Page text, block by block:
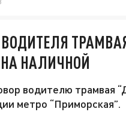
НАЛИЧНОЙ
водителю трамвая
метро “Приморская”.